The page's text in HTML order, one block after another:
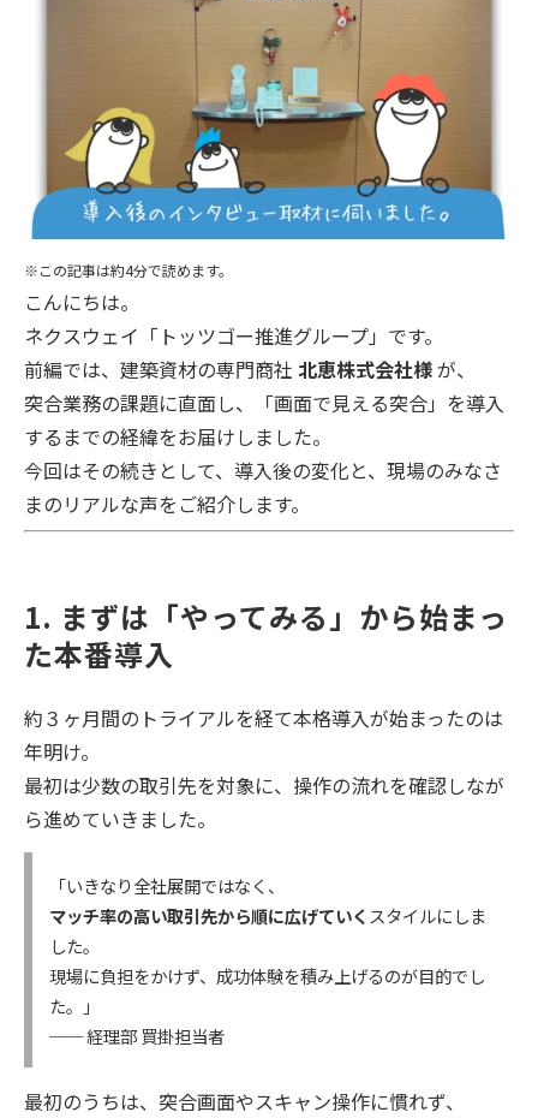
※この記事は約4分で読めます。
こんにちは。
ネクスウェイ「トッツゴー推進グループ」です。
前編では、建築資材の専門商社 北恵株式会社様が、
突合業務の課題に直面し、「画面で見える突合」を導入
するまでの経緯をお届けしました。
今回はその続きとして、導入後の変化と、現場のみなさ
まのリアルな声をご紹介します。
1. まずは「やってみる」から始まっ
た本番導入
約３ヶ月間のトライアルを経て本格導入が始まったのは
年明け。
最初は少数の取引先を対象に、操作の流れを確認しなが
ら進めていきました。
「いきなり全社展開ではなく、
マッチ率の高い取引先から順に広げていく スタイルにしま
した。
現場に負担をかけず、成功体験を積み上げるのが目的でし
た。」
── 経理部 買掛担当者
最初のうちは、突合画面やスキャン操作に慣れず、